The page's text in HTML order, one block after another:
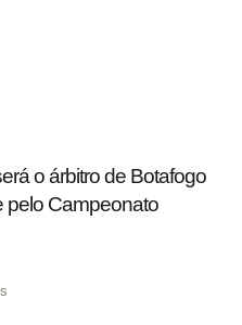
o árbitro de Botafogo
pelo Campeonato